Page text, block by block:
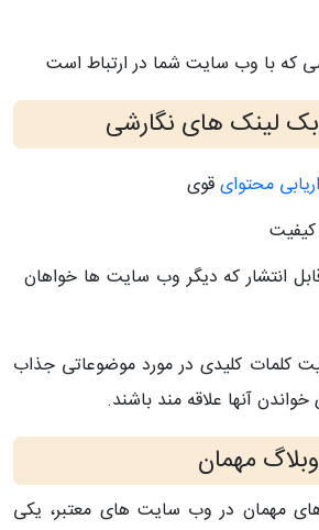
که با وب سایت شما در ارتباط است
لینک های نگارشی
محتوایقوی
کیفیت
انتشار که دیگر وب سایت ها خواهان
کلمات کلیدی در مورد موضوعاتی جذاب
آنها علاقه مند باشند.
مهمان
مهمان در وب سایت های معتبر، یکی